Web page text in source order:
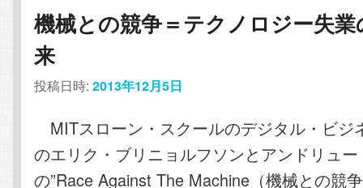
機械との競争＝テクノロジー失業
来
投稿日時:2013年12月5日
MITスローン・スクールのデジタル・ビジ
のエリク・ブリニョルフソンとアンドリュ
の”Race Against The Machine（機械との競